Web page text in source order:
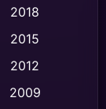
(47)
(446)
2018
2015
2012
2009